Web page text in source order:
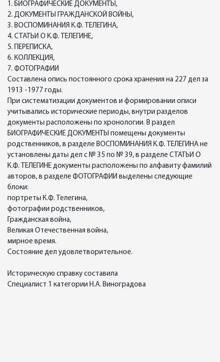
1. БИОГРАФИЧЕСКИЕ ДОКУМЕНТЫ,
2. ДОКУМЕНТЫ ГРАЖДАНСКОЙ ВОЙНЫ,
3. ВОСПОМИНАНИЯ К.Ф. ТЕЛЕГИНА,
4. СТАТЬИ О К.Ф. ТЕЛЕГИНЕ,
5. ПЕРЕПИСКА,
6. КОЛЛЕКЦИЯ,
7. ФОТОГРАФИИ
Составлена опись постоянного срока хранения на 227 дел за
1913 -1977 годы.
При систематизации документов и формировании описи
учитывались исторические периоды, внутри разделов
документы расположены по хронологии. В раздел
БИОГРАФИЧЕСКИЕ ДОКУМЕНТЫ помещены документы
родственников, в разделе ВОСПОМИНАНИЯ К.Ф. ТЕЛЕГИНА не
установлены даты дел с № 35 по № 39, в разделе СТАТЬИ О
К.Ф. ТЕЛЕГИНЕ документы расположены по алфавиту фамилий
авторов, в разделе ФОТОГРАФИИ выделены следующие
блоки:
портреты К.Ф. Телегина,
фотографии родственников,
Гражданская война,
Великая Отечественная война,
мирное время.
Состояние дел удовлетворительное.
Историческую справку составила
Специалист 1 категории Н.А. Виноградова